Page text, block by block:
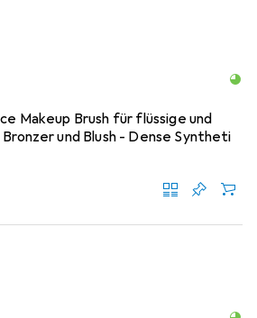
Makeup Brush für flüssige und
und Blush - Dense Syntheti